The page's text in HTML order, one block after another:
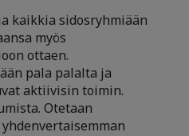
kaikkia sidosryhmiään
myös
ottaen.
pala palalta ja
aktiivisin toimin.
Otetaan